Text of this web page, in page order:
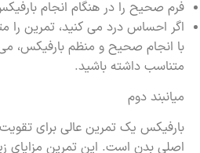
فرم صحیح را در هنگام انجام
اگر احساس درد می کنید، تمرین را
با انجام صحیح و منظم بارفیکس،
متناسب داشته باشید.
میانبند دوم
بارفیکس یک تمرین عالی برای
اصلی بدن است. این تمرین مزایای